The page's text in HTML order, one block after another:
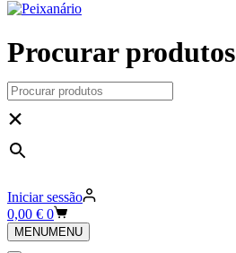
Procurar produtos
×
Iniciar sessão
Carrinho
de
compras
0,00 € 0
MENUMENU